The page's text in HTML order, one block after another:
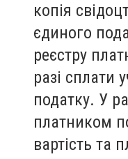
копія
єдиного
реєстру
разі сплати
податку. У
платником
вартість та